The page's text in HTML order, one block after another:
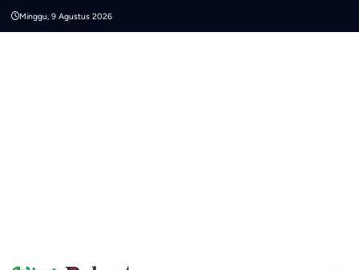
Minggu, 9 Agustus 2026